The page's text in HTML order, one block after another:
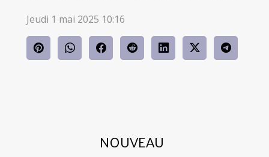
NOUVEAU
Jeudi 1 mai 2025 10:16